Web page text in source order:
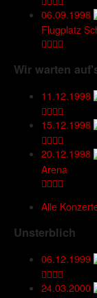
06.09.1998
Flugplatz
Wir warten
11.12.1998
15.12.1998
20.12.1998
Arena
Alle
Unsterblich
06.12.1999
24.03.2000